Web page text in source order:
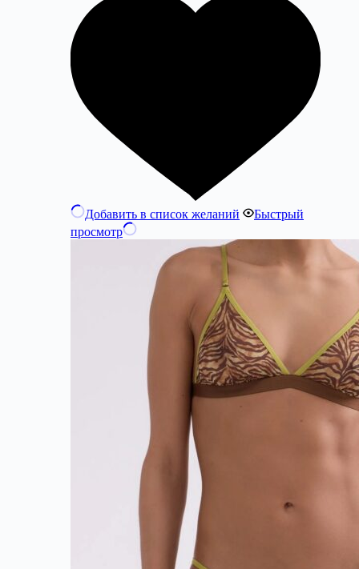
Добавить в список желаний
Быстрый
просмотр